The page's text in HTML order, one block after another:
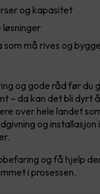
og kapasitet
løsninger
som må rives og
og gode råd før du
– da kan det bli dyrt
over hele landet
og installasjon i
og få hjelp
i prosessen.